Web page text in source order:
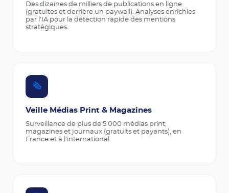
Des dizaines de milliers de publications en ligne
(gratuites et derrière un paywall). Analyses enrichies
par l'IA pour la détection rapide des mentions
stratégiques.
🗞️
Veille Médias Print & Magazines
Surveillance de plus de 5 000 médias print,
magazines et journaux (gratuits et payants), en
France et à l'international.